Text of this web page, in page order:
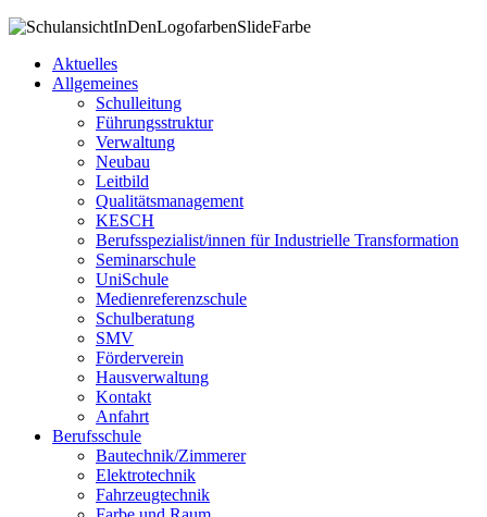
Aktuelles
Allgemeines
Schulleitung
Führungsstruktur
Verwaltung
Neubau
Leitbild
Qualitätsmanagement
KESCH
Berufsspezialist/innen für Industrielle Transformation
Seminarschule
UniSchule
Medienreferenzschule
Schulberatung
SMV
Förderverein
Hausverwaltung
Kontakt
Anfahrt
Berufsschule
Bautechnik/Zimmerer
Elektrotechnik
Fahrzeugtechnik